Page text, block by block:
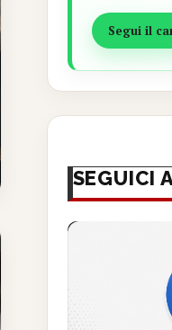
Segui il
SEGUICI